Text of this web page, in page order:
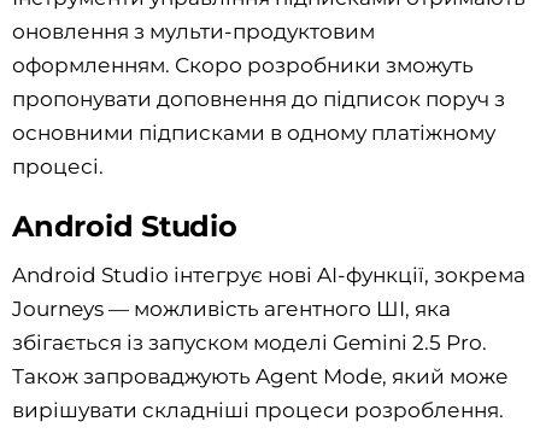
оновлення з мульти-продуктовим
оформленням. Скоро розробники зможуть
пропонувати доповнення до підписок поруч з
основними підписками в одному платіжному
процесі.
Android Studio
Android Studio інтегрує нові AI-функції, зокрема
Journeys — можливість агентного ШІ, яка
збігається із запуском моделі Gemini 2.5 Pro.
Також запроваджують Agent Mode, який може
вирішувати складніші процеси розроблення.